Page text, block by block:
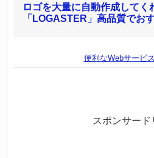
ロゴを大量に自動作成してく
「LOGASTER」高品質でお
便利なWebサービス
スポンサード